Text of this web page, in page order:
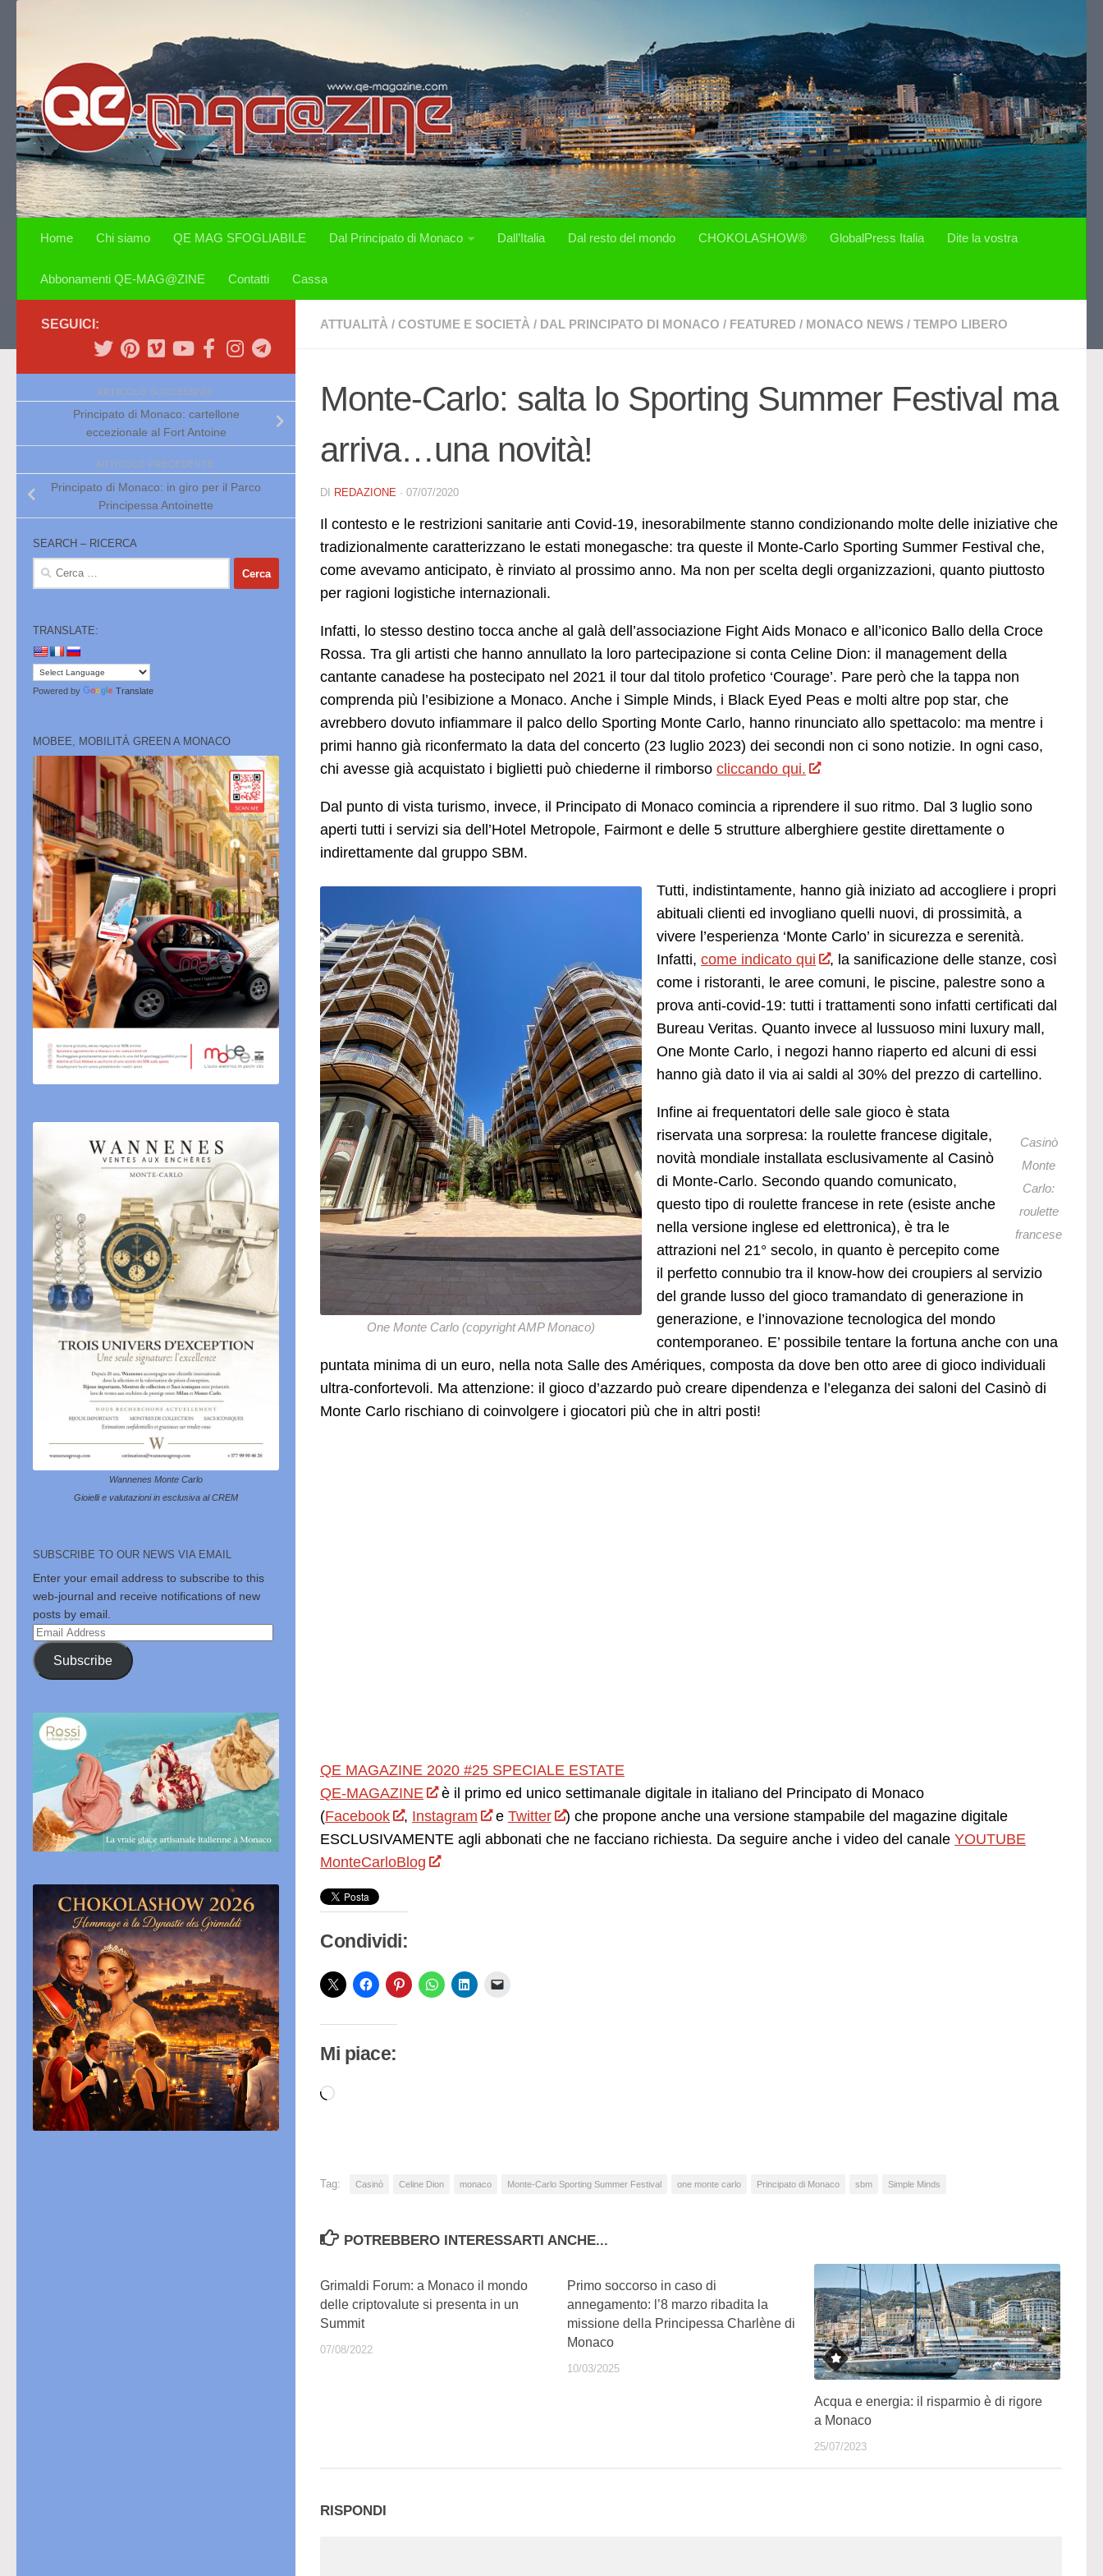
Home Chi siamo QE MAG SFOGLIABILE Dal Principato di Monaco Dall’Italia Dal resto del mondo CHOKOLASHOW® GlobalPress Italia Dite la vostra
Abbonamenti QE-MAG@ZINE Contatti Cassa
ATTUALITÀ / COSTUME E SOCIETÀ / DAL PRINCIPATO DI MONACO / FEATURED / MONACO NEWS / TEMPO LIBERO
Monte-Carlo: salta lo Sporting Summer Festival ma
arriva…una novità!
DI REDAZIONE · 07/07/2020
Il contesto e le restrizioni sanitarie anti Covid-19, inesorabilmente stanno condizionando molte delle iniziative che
tradizionalmente caratterizzano le estati monegasche: tra queste il Monte-Carlo Sporting Summer Festival che,
come avevamo anticipato, è rinviato al prossimo anno. Ma non per scelta degli organizzazioni, quanto piuttosto
per ragioni logistiche internazionali.
Infatti, lo stesso destino tocca anche al galà dell’associazione Fight Aids Monaco e all’iconico Ballo della Croce
Rossa. Tra gli artisti che hanno annullato la loro partecipazione si conta Celine Dion: il management della
cantante canadese ha postecipato nel 2021 il tour dal titolo profetico ‘Courage’. Pare però che la tappa non
comprenda più l’esibizione a Monaco. Anche i Simple Minds, i Black Eyed Peas e molti altre pop star, che
avrebbero dovuto infiammare il palco dello Sporting Monte Carlo, hanno rinunciato allo spettacolo: ma mentre i
primi hanno già riconfermato la data del concerto (23 luglio 2023) dei secondi non ci sono notizie. In ogni caso,
chi avesse già acquistato i biglietti può chiederne il rimborso cliccando qui.
Dal punto di vista turismo, invece, il Principato di Monaco comincia a riprendere il suo ritmo. Dal 3 luglio sono
aperti tutti i servizi sia dell’Hotel Metropole, Fairmont e delle 5 strutture alberghiere gestite direttamente o
indirettamente dal gruppo SBM.
One Monte Carlo (copyright AMP Monaco)
Tutti, indistintamente, hanno già iniziato ad accogliere i propri
abituali clienti ed invogliano quelli nuovi, di prossimità, a
vivere l’esperienza ‘Monte Carlo’ in sicurezza e serenità.
Infatti, come indicato qui
, la sanificazione delle stanze, così
come i ristoranti, le aree comuni, le piscine, palestre sono a
prova anti-covid-19: tutti i trattamenti sono infatti certificati dal
Bureau Veritas. Quanto invece al lussuoso mini luxury mall,
One Monte Carlo, i negozi hanno riaperto ed alcuni di essi
hanno già dato il via ai saldi al 30% del prezzo di cartellino.
Casinò
Monte
Carlo:
roulette
francese
Infine ai frequentatori delle sale gioco è stata
riservata una sorpresa: la roulette francese digitale,
novità mondiale installata esclusivamente al Casinò
di Monte-Carlo. Secondo quando comunicato,
questo tipo di roulette francese in rete (esiste anche
nella versione inglese ed elettronica), è tra le
attrazioni nel 21° secolo, in quanto è percepito come
il perfetto connubio tra il know-how dei croupiers al servizio
del grande lusso del gioco tramandato di generazione in
generazione, e l’innovazione tecnologica del mondo
contemporaneo. E’ possibile tentare la fortuna anche con una
puntata minima di un euro, nella nota Salle des Amériques, composta da dove ben otto aree di gioco individuali
ultra-confortevoli. Ma attenzione: il gioco d’azzardo può creare dipendenza e l’eleganza dei saloni del Casinò di
Monte Carlo rischiano di coinvolgere i giocatori più che in altri posti!
QE MAGAZINE 2020 #25 SPECIALE ESTATE
QE-MAGAZINE
è il primo ed unico settimanale digitale in italiano del Principato di Monaco
(Facebook , Instagram e Twitter
) che propone anche una versione stampabile del magazine digitale
ESCLUSIVAMENTE agli abbonati che ne facciano richiesta. Da seguire anche i video del canale YOUTUBE
MonteCarloBlog
Condividi:
Mi piace:
Caricamento
Tag: Casinò Celine Dion monaco Monte-Carlo Sporting Summer Festival one monte carlo Principato di Monaco sbm Simple Minds
POTREBBERO INTERESSARTI ANCHE...
Grimaldi Forum: a Monaco il mondo
delle criptovalute si presenta in un
Summit
07/08/2022
Primo soccorso in caso di
annegamento: l’8 marzo ribadita la
missione della Principessa Charlène di
Monaco
10/03/2025
Acqua e energia: il risparmio è di rigore
a Monaco
25/07/2023
RISPONDI
SEGUICI:
ARTICOLO SUCCESSIVO
Principato di Monaco: cartellone
eccezionale al Fort Antoine
ARTICOLO PRECEDENTE
Principato di Monaco: in giro per il Parco
Principessa Antoinette
SEARCH – RICERCA
Ricerca
TRANSLATE:
Powered by Translate
MOBEE, MOBILITÀ GREEN A MONACO
Wannenes Monte Carlo
Gioielli e valutazioni in esclusiva al CREM
SUBSCRIBE TO OUR NEWS VIA EMAIL
Enter your email address to subscribe to this
web-journal and receive notifications of new
posts by email.
Email
Address
Subscribe